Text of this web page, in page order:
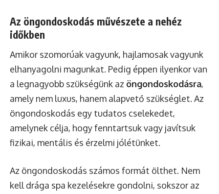
Az öngondoskodás művészete a nehéz
időkben
Amikor szomorúak vagyunk, hajlamosak vagyunk
elhanyagolni magunkat. Pedig éppen ilyenkor van
a legnagyobb szükségünk az öngondoskodásra,
amely nem luxus, hanem alapvető szükséglet. Az
öngondoskodás egy tudatos cselekedet,
amelynek célja, hogy fenntartsuk vagy javítsuk
fizikai, mentális és érzelmi jólétünket.
Az öngondoskodás számos formát ölthet. Nem
kell drága spa kezelésekre gondolni, sokszor az